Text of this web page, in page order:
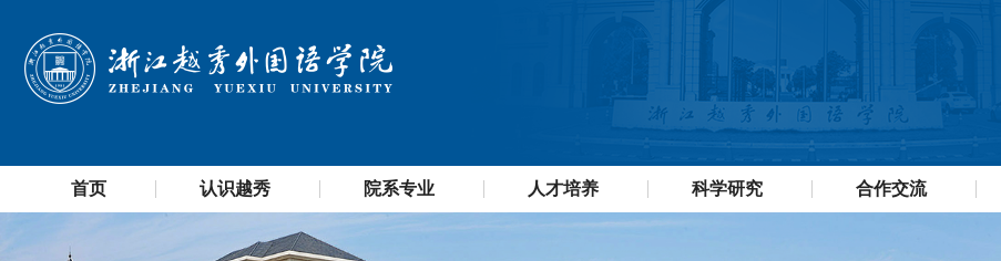
首页 认识越秀 院系专业 人才培养 科学研究 合作交流